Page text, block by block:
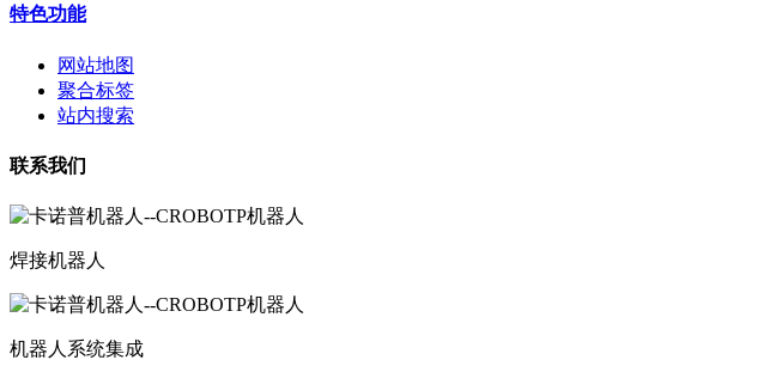
特色功能
网站地图
聚合标签
站内搜索
联系我们
焊接机器人
机器人系统集成